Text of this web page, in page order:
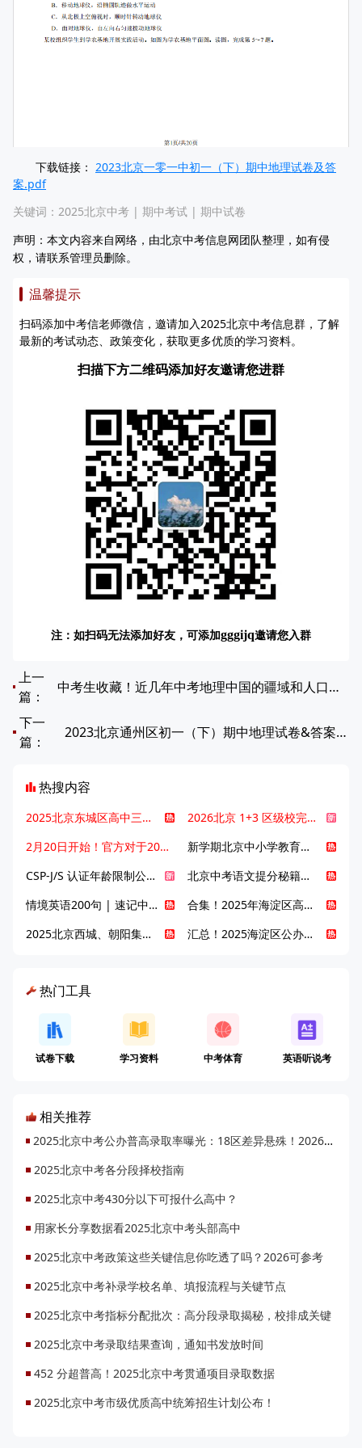
下载链接： 2023北京一零一中初一（下）期中地理试卷及答
案.pdf
关键词： 2025北京中考 | 期中考试 | 期中试卷
声明：本文内容来自网络，由北京中考信息网团队整理，如有侵
权，请联系管理员删除。
温馨提示
扫码添加中考信老师微信，邀请加入2025北京中考信息群，了解
最新的考试动态、政策变化，获取更多优质的学习资料。
扫描下方二维码添加好友邀请您进群
注：如扫码无法添加好友，可添加gggijq邀请您入群
上一
篇：
中考生收藏！近几年中考地理中国的疆域和人口章节专项练习真题！
下一
篇：
2023北京通州区初一（下）期中地理试卷&答案！可下载
热搜内容
2025北京东城区高中三大梯队高中有哪些？录取分数线是多少？
2026北京 1+3 区级校完整名单发布，13549 个名额该如何规划报考？
2月20日开始！官方对于2025年北京市中招体检问题解答！
新学期北京中小学教育八大变化全解析：学位、政策、教学等方面迎新变革
CSP-J/S 认证年龄限制公告发布，新规即日起实施！
北京中考语文提分秘籍！攻克 5000 易混易错字
情境英语200句 | 速记中考英语1600词
合集！2025年海淀区高中校情介绍
2025北京西城、朝阳集团校直升新动态
汇总！2025海淀区公办高中校情全解
热门工具
试卷下载 学习资料 中考体育 英语听说考
相关推荐
2025北京中考公办普高录取率曝光：18区差异悬殊！2026升学机会将增1.48万
2025北京中考各分段择校指南
2025北京中考430分以下可报什么高中？
用家长分享数据看2025北京中考头部高中
2025北京中考政策这些关键信息你吃透了吗？2026可参考
2025北京中考补录学校名单、填报流程与关键节点
2025北京中考指标分配批次：高分段录取揭秘，校排成关键
2025北京中考录取结果查询，通知书发放时间
452 分超普高！2025北京中考贯通项目录取数据
2025北京中考市级优质高中统筹招生计划公布！